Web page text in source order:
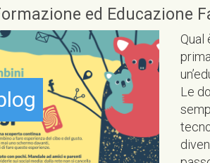
ed Educazione
Qual
Le